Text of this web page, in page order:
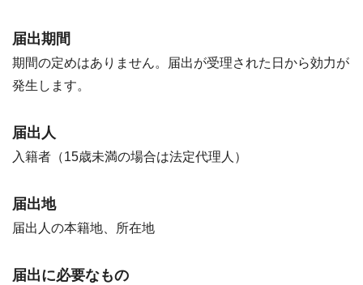
届出期間
期間の定めはありません。届出が受理された日から効力が
発生します。
届出人
入籍者（15歳未満の場合は法定代理人）
届出地
届出人の本籍地、所在地
届出に必要なもの